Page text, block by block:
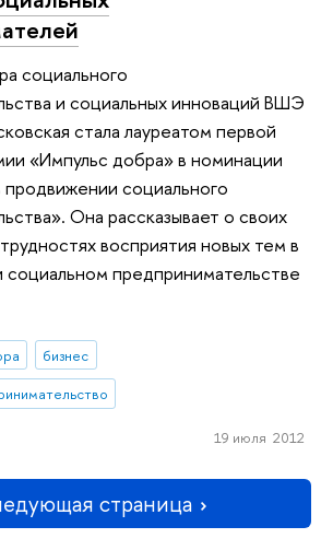
социального
и социальных инноваций ВШЭ
стала лауреатом первой
«Импульс добра» в номинации
продвижении социального
Она рассказывает о своих
восприятия новых тем в
социальном предпринимательстве
бизнес
19 июля 2012
страница